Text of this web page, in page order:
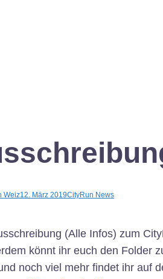
Weiz12. März 2019CityRun News
(Alle Infos) zum
könnt ihr euch den Folder
noch viel mehr findet ihr auf